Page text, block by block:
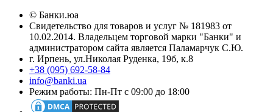
© Банки.юа
Свидетельство для товаров и услуг № 181983 от
10.02.2014. Владельцем торговой марки "Банки" и
администратором сайта является Паламарчук С.Ю.
г. Ирпень, ул.Николая Руденка, 19б, к.8
+38 (095) 692-58-84
info@banki.ua
Режим работы: Пн-Пт с 09:00 до 18:00